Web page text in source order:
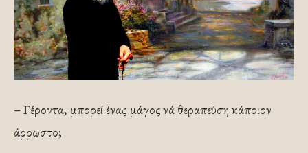
– Γέροντα, μπορεί ένας μάγος νά θεραπεύση κάποιον
άρρωστο;